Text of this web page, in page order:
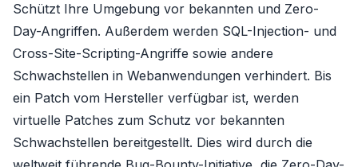
Schützt Ihre Umgebung vor bekannten und Zero-
Day-Angriffen. Außerdem werden SQL-Injection- und
Cross-Site-Scripting-Angriffe sowie andere
Schwachstellen in Webanwendungen verhindert. Bis
ein Patch vom Hersteller verfügbar ist, werden
virtuelle Patches zum Schutz vor bekannten
Schwachstellen bereitgestellt. Dies wird durch die